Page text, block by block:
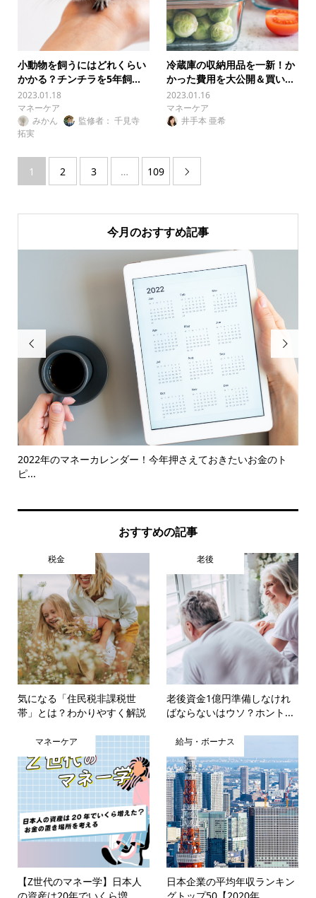
小動物を飼うにはどれくらい
かかる？チンチラを5年飼...
2023.01.18
マネーケア
みかん
監修者： 千見寺
拓実
冷蔵庫の収納用品を一新！か
かった費用を大公開＆買い...
2023.01.16
マネーケア
井手本 亜希
1 2 3 … 109 
今月のおすすめ記事

2022年のマネーカレンダー！今年押さえておきたいお金のト
ピ...

おすすめの記事
税金
気になる「住民税非課税世
帯」とは？わかりやすく解説
老後
老後資金1億円準備しなけれ
ばならないはウソ？ホント...
マネーケア
【Z世代のマネー学】日本人
給与・ボーナス
日本企業の平均年収ランキン